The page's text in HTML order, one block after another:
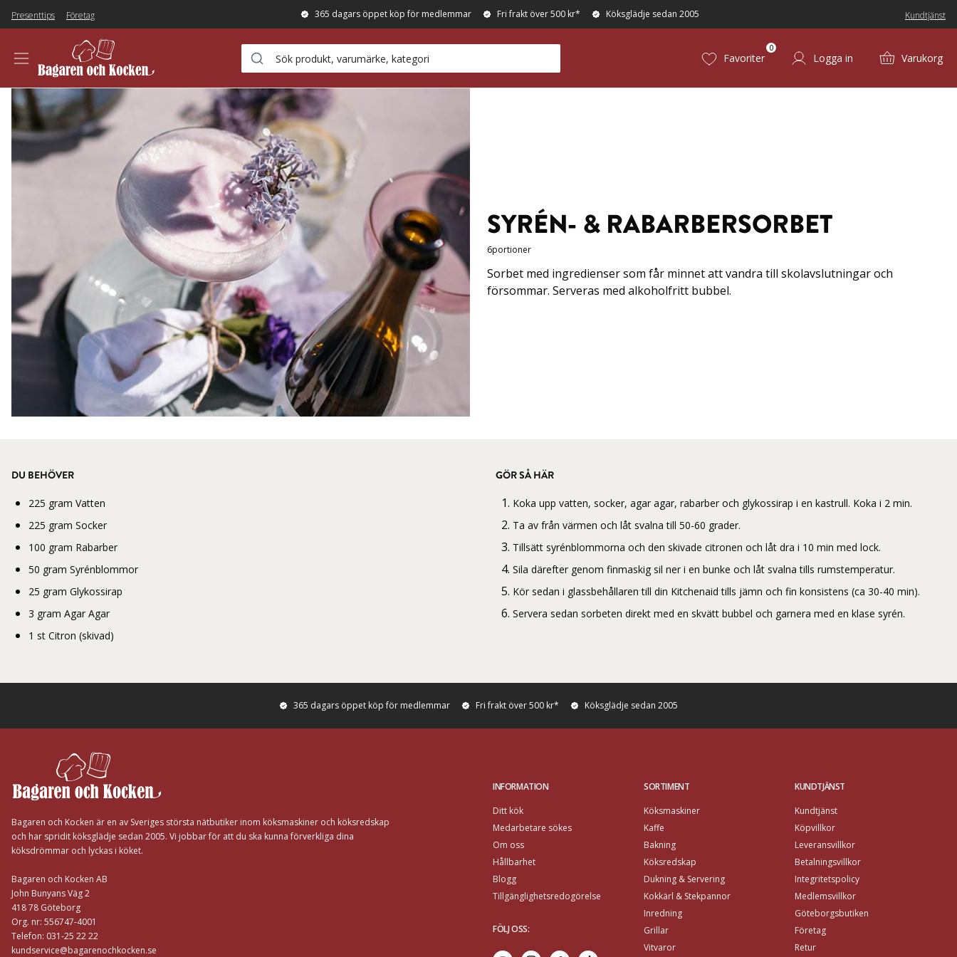
Presenttips Företag 365 dagars öppet köp för medlemmar Fri frakt över 500 kr* Köksglädje sedan 2005 Kundtjänst
Favoriter
0
Logga in Varukorg
SYRÉN- & RABARBERSORBET
6portioner
Sorbet med ingredienser som får minnet att vandra till skolavslutningar och
försommar. Serveras med alkoholfritt bubbel.
DU BEHÖVER
225 gram Vatten
225 gram Socker
100 gram Rabarber
50 gram Syrénblommor
25 gram Glykossirap
3 gram Agar Agar
1 st Citron (skivad)
GÖR SÅ HÄR
Koka upp vatten, socker, agar agar, rabarber och glykossirap i en kastrull. Koka i 2 min.
Ta av från värmen och låt svalna till 50-60 grader.
Tillsätt syrénblommorna och den skivade citronen och låt dra i 10 min med lock.
Sila därefter genom finmaskig sil ner i en bunke och låt svalna tills rumstemperatur.
Kör sedan i glassbehållaren till din Kitchenaid tills jämn och fin konsistens (ca 30-40 min).
Servera sedan sorbeten direkt med en skvätt bubbel och garnera med en klase syrén.
365 dagars öppet köp för medlemmar Fri frakt över 500 kr* Köksglädje sedan 2005
Bagaren och Kocken är en av Sveriges största nätbutiker inom köksmaskiner och köksredskap
och har spridit köksglädje sedan 2005. Vi jobbar för att du ska kunna förverkliga dina
köksdrömmar och lyckas i köket.
Bagaren och Kocken AB
John Bunyans Väg 2
418 78 Göteborg
Org. nr: 556747-4001
Telefon: 031-25 22 22
kundservice@bagarenochkocken.se
INFORMATION
Ditt kök
Medarbetare sökes
Om oss
Hållbarhet
Blogg
Tillgänglighetsredogörelse
FÖLJ OSS:
SORTIMENT
Köksmaskiner
Kaffe
Bakning
Köksredskap
Dukning & Servering
Kokkärl & Stekpannor
Inredning
Grillar
Vitvaror
KUNDTJÄNST
Kundtjänst
Köpvillkor
Leveransvillkor
Betalningsvillkor
Integritetspolicy
Medlemsvillkor
Göteborgsbutiken
Företag
Retur